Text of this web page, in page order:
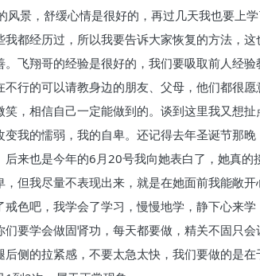
景，舒缓心情是很好的，再过几天我也要上学
都经历过，所以我要告诉大家恢复的方法，
飞翔哥的经验是很好的，我们要吸取前人经验
行的可以请教身边的朋友、父母，他们都很
，相信自己一定能做到的。谈到这里我又想
我的懦弱，我的自卑。还记得去年圣诞节那
来也是今年的6月20号我向她表白了，她真
但我尽量不表现出来，就是在她面前我能敞
色吧，我学会了学习，慢慢地学，静下心来学
要学会做固肾功，每天都要做，精关不固只
侧的拉紧感，不要太急太快，我们要做的是